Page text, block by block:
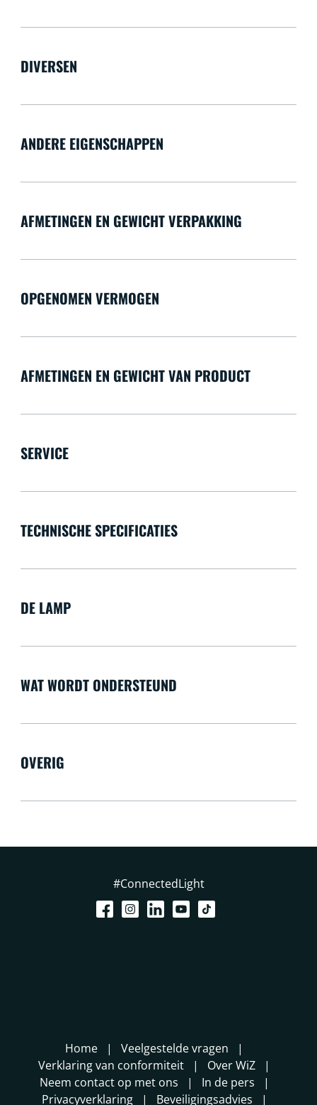
DIVERSEN
ANDERE EIGENSCHAPPEN
AFMETINGEN EN GEWICHT VERPAKKING
OPGENOMEN VERMOGEN
AFMETINGEN EN GEWICHT VAN PRODUCT
SERVICE
TECHNISCHE SPECIFICATIES
DE LAMP
WAT WORDT ONDERSTEUND
OVERIG
#ConnectedLight
Home
Veelgestelde vragen
Verklaring van conformiteit
Over WiZ
Neem contact op met ons
In de pers
Privacyverklaring
Beveiligingsadvies